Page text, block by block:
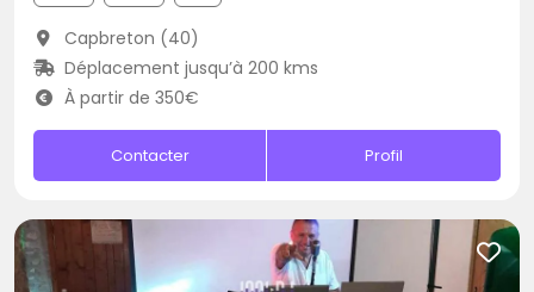
Capbreton (40)
Déplacement jusqu’à 200 kms
À partir de 350€
Contacter Profil